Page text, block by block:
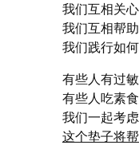
我们互相关
我们互相帮
我们践行如
有些人有过
有些人吃素
我们一起考
这个垫子将